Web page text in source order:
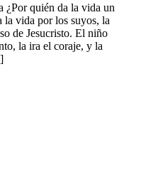
¿Por quién da la vida un
la vida por los suyos, la
de Jesucristo. El niño
la ira el coraje, y la